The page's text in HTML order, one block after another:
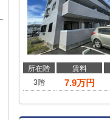
所在階 賃料
3階
7.9万円